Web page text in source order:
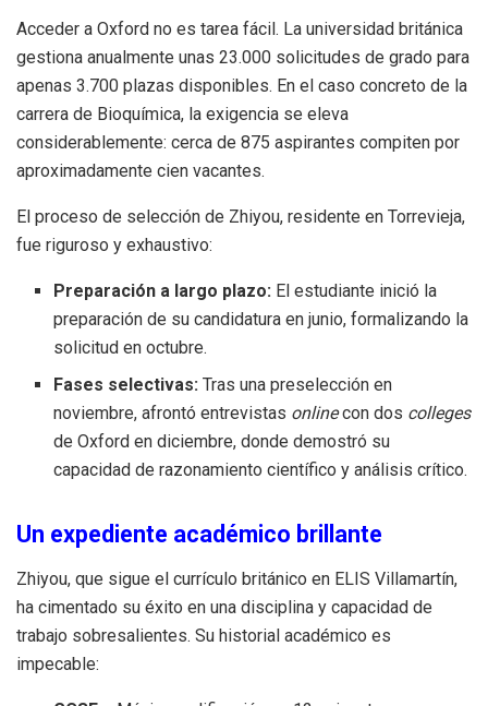
Acceder a Oxford no es tarea fácil. La universidad británica
gestiona anualmente unas 23.000 solicitudes de grado para
apenas 3.700 plazas disponibles. En el caso concreto de la
carrera de Bioquímica, la exigencia se eleva
considerablemente: cerca de 875 aspirantes compiten por
aproximadamente cien vacantes.
El proceso de selección de Zhiyou, residente en Torrevieja,
fue riguroso y exhaustivo:
Preparación a largo plazo: El estudiante inició la
preparación de su candidatura en junio, formalizando la
solicitud en octubre.
Fases selectivas: Tras una preselección en
noviembre, afrontó entrevistas onlinecon dos colleges
de Oxford en diciembre, donde demostró su
capacidad de razonamiento científico y análisis crítico.
Un expediente académico brillante
Zhiyou, que sigue el currículo británico en ELIS Villamartín,
ha cimentado su éxito en una disciplina y capacidad de
trabajo sobresalientes. Su historial académico es
impecable: